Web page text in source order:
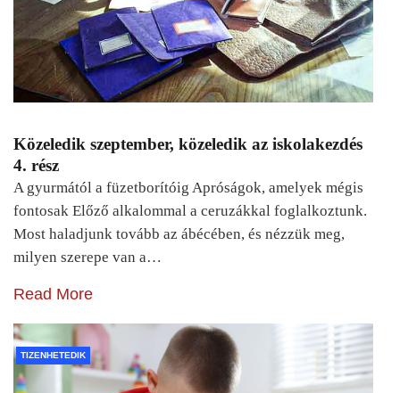
Közeledik szeptember, közeledik az iskolakezdés
4. rész
A gyurmától a füzetborítóig Apróságok, amelyek mégis
fontosak Előző alkalommal a ceruzákkal foglalkoztunk.
Most haladjunk tovább az ábécében, és nézzük meg,
milyen szerepe van a…
Read More
TIZENHETEDIK